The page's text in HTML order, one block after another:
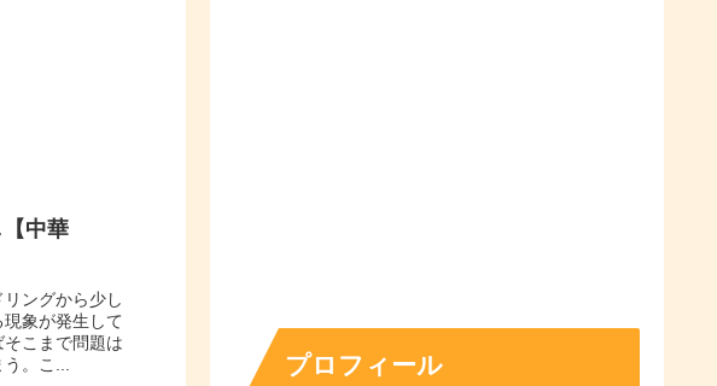
中華
ングから少し
象が発生して
こまで問題は
。こ...
プロフィール